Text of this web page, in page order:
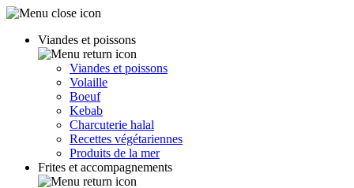
Viandes et poissons
Viandes et poissons
Volaille
Boeuf
Kebab
Charcuterie halal
Recettes végétariennes
Produits de la mer
Frites et accompagnements